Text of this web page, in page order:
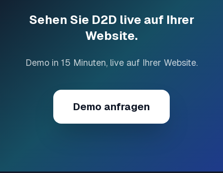
Sehen Sie D2D live auf Ihrer
Website.
Demo in 15 Minuten, live auf Ihrer Website.
Demo anfragen